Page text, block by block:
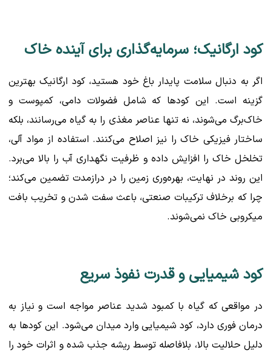
کود ارگانیک؛ سرمایه‌گذاری برای آینده خاک
اگر به دنبال سلامت پایدار باغ خود هستید، کود ارگانیک بهترین
گزینه است. این کودها که شامل فضولات دامی، کمپوست و
خاک‌برگ می‌شوند، نه تنها عناصر مغذی را به گیاه می‌رسانند، بلکه
ساختار فیزیکی خاک را نیز اصلاح می‌کنند. استفاده از مواد آلی،
تخلخل خاک را افزایش داده و ظرفیت نگهداری آب را بالا می‌برد.
این روند در نهایت، بهره‌وری زمین را در درازمدت تضمین می‌کند؛
چرا که برخلاف ترکیبات صنعتی، باعث سفت شدن و تخریب بافت
میکروبی خاک نمی‌شوند.
کود شیمیایی و قدرت نفوذ سریع
در مواقعی که گیاه با کمبود شدید عناصر مواجه است و نیاز به
درمان فوری دارد، کود شیمیایی وارد میدان می‌شود. این کودها به
دلیل حلالیت بالا، بلافاصله توسط ریشه جذب شده و اثرات خود را